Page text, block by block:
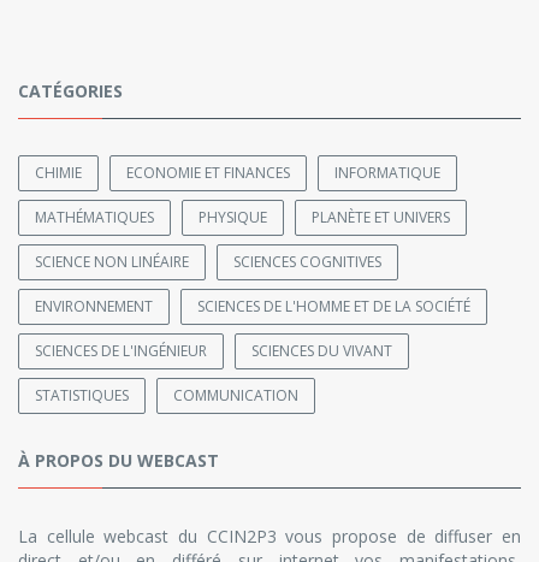
CATÉGORIES
CHIMIE ECONOMIE ET FINANCES INFORMATIQUE
MATHÉMATIQUES PHYSIQUE PLANÈTE ET UNIVERS
SCIENCE NON LINÉAIRE SCIENCES COGNITIVES
ENVIRONNEMENT SCIENCES DE L'HOMME ET DE LA SOCIÉTÉ
SCIENCES DE L'INGÉNIEUR SCIENCES DU VIVANT
STATISTIQUES COMMUNICATION
À PROPOS DU WEBCAST
La cellule webcast du CCIN2P3 vous propose de diffuser en